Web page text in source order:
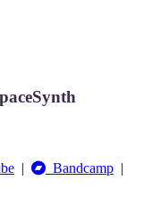
| Bandcamp |